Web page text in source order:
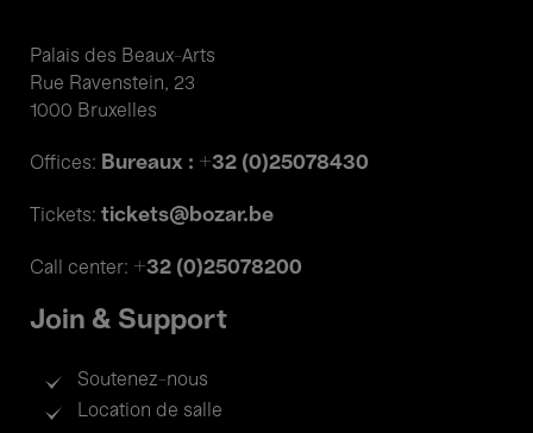
Palais des Beaux-Arts
Rue Ravenstein, 23
1000 Bruxelles
Offices: Bureaux : +32 (0)25078430
Tickets: tickets@bozar.be
Call center: +32 (0)25078200
Join & Support
Soutenez-nous
Location de salle